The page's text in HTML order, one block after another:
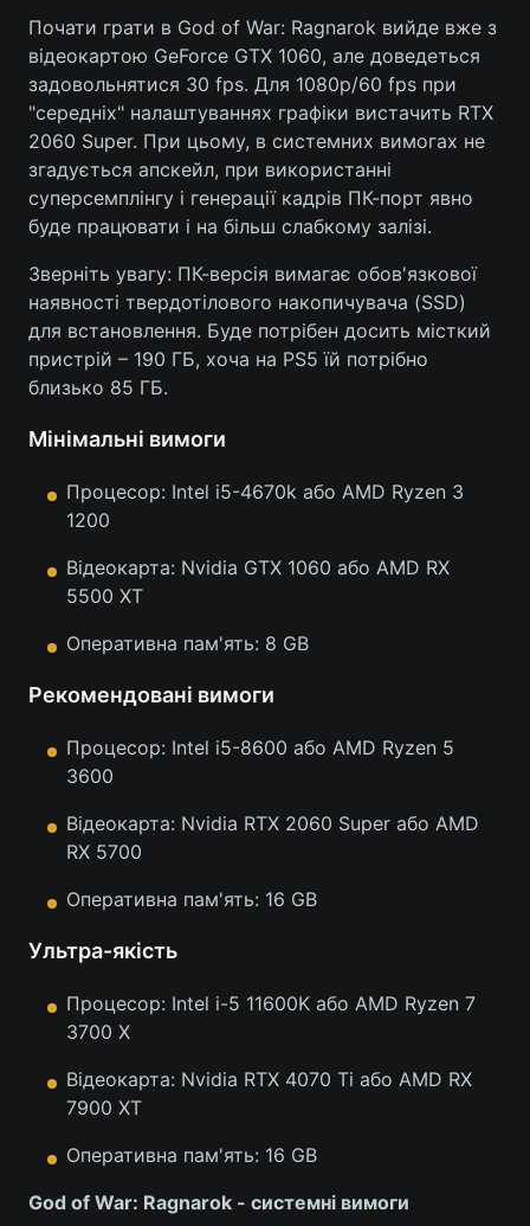
Почати грати в God of War: Ragnarok вийде вже з
відеокартою GeForce GTX 1060, але доведеться
задовольнятися 30 fps. Для 1080p/60 fps при
"середніх" налаштуваннях графіки вистачить RTX
2060 Super. При цьому, в системних вимогах не
згадується апскейл, при використанні
суперсемплінгу і генерації кадрів ПК-порт явно
буде працювати і на більш слабкому залізі.
Зверніть увагу: ПК-версія вимагає обов'язкової
наявності твердотілового накопичувача (SSD)
для встановлення. Буде потрібен досить місткий
пристрій – 190 ГБ, хоча на PS5 їй потрібно
близько 85 ГБ.
Мінімальні вимоги
Процесор: Intel i5-4670k або AMD Ryzen 3
1200
Відеокарта: Nvidia GTX 1060 або AMD RX
5500 XT
Оперативна пам'ять: 8 GB
Рекомендовані вимоги
Процесор: Intel i5-8600 або AMD Ryzen 5
3600
Відеокарта: Nvidia RTX 2060 Super або AMD
RX 5700
Оперативна пам'ять: 16 GB
Ультра-якість
Процесор: Intel i-5 11600K або AMD Ryzen 7
3700 X
Відеокарта: Nvidia RTX 4070 Ti або AMD RX
7900 XT
Оперативна пам'ять: 16 GB
God of War: Ragnarok - системні вимоги